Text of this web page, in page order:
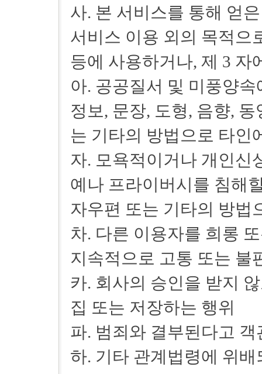
사. 본 서비스를 통해 얻
서비스 이용 외의 목적으
등에 사용하거나, 제 3 자
아. 공공질서 및 미풍양
정보, 문장, 도형, 음향,
는 기타의 방법으로 타인
자. 모욕적이거나 개인신
예나 프라이버시를 침해
자우편 또는 기타의 방법
차. 다른 이용자를 희롱
지속적으로 고통 또는 불
카. 회사의 승인을 받지
집 또는 저장하는 행위
파. 범죄와 결부된다고
하. 기타 관계법령에 위배